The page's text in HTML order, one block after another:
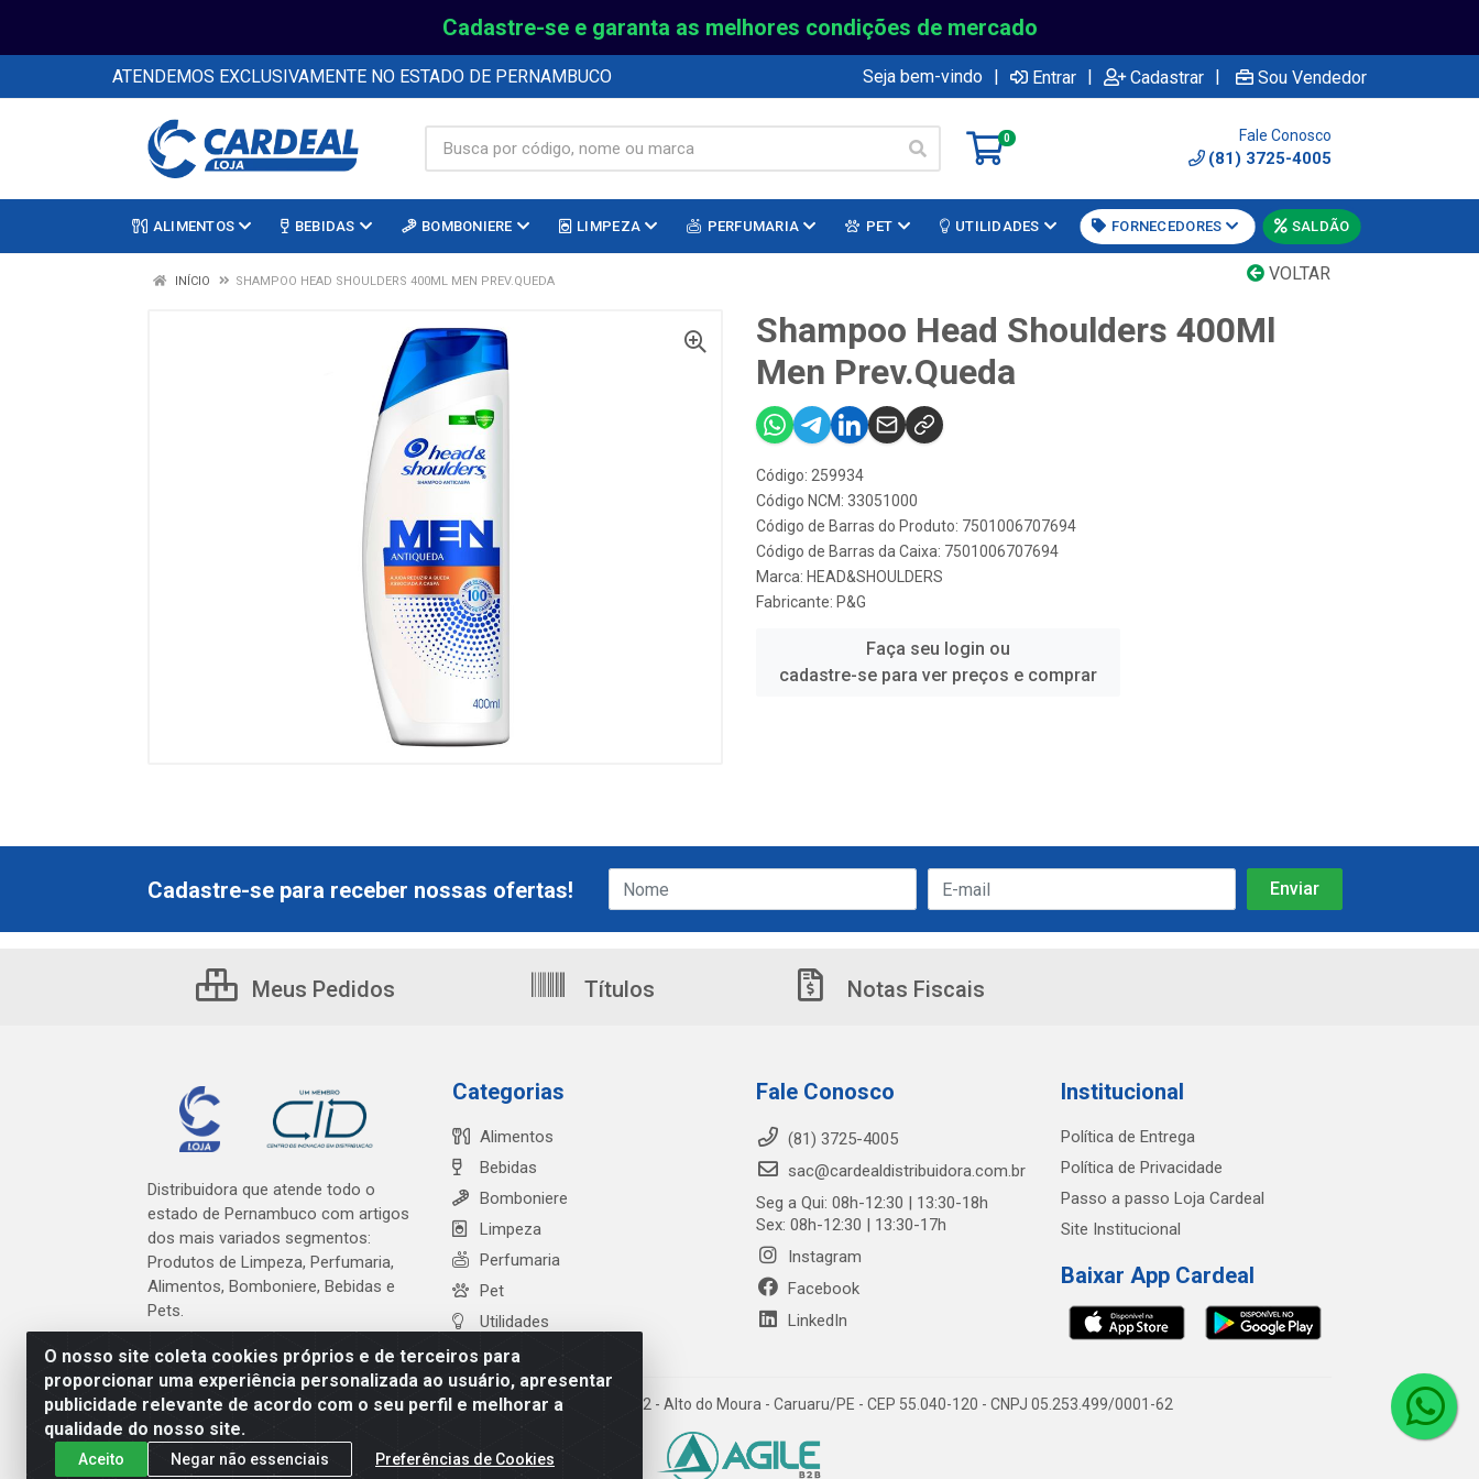
Cadastre-se e garanta as melhores condições de mercado
ATENDEMOS EXCLUSIVAMENTE NO ESTADO DE PERNAMBUCO Seja bem-vindo | Entrar | Cadastrar | Sou Vendedor
0 Fale Conosco
(81) 3725-4005
ALIMENTOS BEBIDAS BOMBONIERE LIMPEZA PERFUMARIA PET UTILIDADES FORNECEDORES SALDÃO
VOLTAR
INÍCIO SHAMPOO HEAD SHOULDERS 400ML MEN PREV.QUEDA
Shampoo Head Shoulders 400Ml
Men Prev.Queda
Código: 259934
Código NCM: 33051000
Código de Barras do Produto: 7501006707694
Código de Barras da Caixa: 7501006707694
Marca: HEAD&SHOULDERS
Fabricante: P&G
Faça seu login ou
cadastre-se para ver preços e comprar
O nosso site coleta cookies próprios e de terceiros para
proporcionar uma experiência personalizada ao usuário, apresentar
publicidade relevante de acordo com o seu perfil e melhorar a
qualidade do nosso site.
Aceito Negar não essenciais Preferências de Cookies
Cadastre-se para receber nossas ofertas!
Meus Pedidos Títulos Notas Fiscais
Distribuidora que atende todo o
estado de Pernambuco com artigos
dos mais variados segmentos:
Produtos de Limpeza, Perfumaria,
Alimentos, Bomboniere, Bebidas e
Pets.
Categorias
Alimentos
Bebidas
Bomboniere
Limpeza
Perfumaria
Pet
Utilidades
Fale Conosco
(81) 3725-4005
sac@cardealdistribuidora.com.br
Seg a Qui: 08h-12:30 | 13:30-18h
Sex: 08h-12:30 | 13:30-17h
Instagram
Facebook
LinkedIn
Institucional
Política de Entrega
Política de Privacidade
Passo a passo Loja Cardeal
Site Institucional
Baixar App Cardeal
Cardeal Distribuidora - Estrada Alto do Moura, 582 - Alto do Moura - Caruaru/PE - CEP 55.040-120 - CNPJ 05.253.499/0001-62